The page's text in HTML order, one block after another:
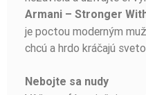
Armani – Stronger
je poctou moderným
chcú a hrdo kráčajú
Nebojte sa nudy